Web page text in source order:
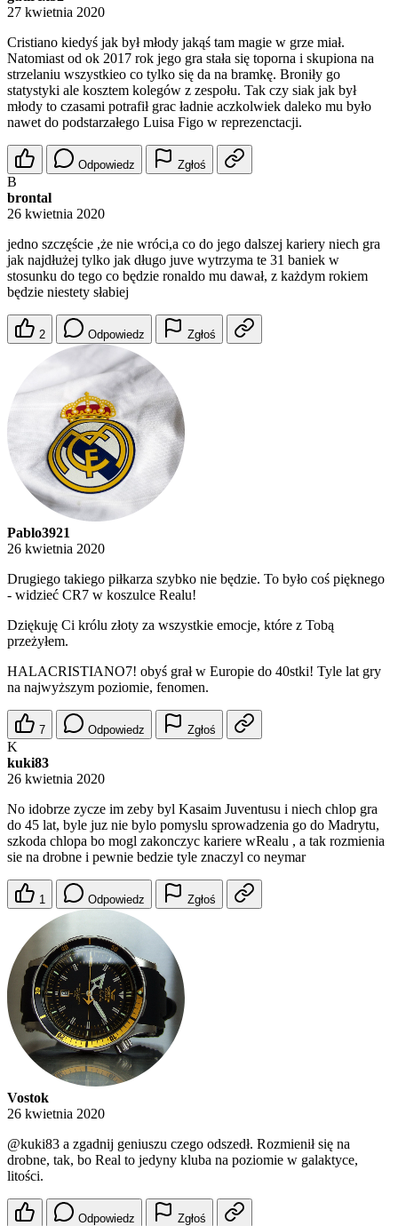
27 kwietnia 2020
Cristiano kiedyś jak był młody jakąś tam magie w grze miał.
Natomiast od ok 2017 rok jego gra stała się toporna i skupiona na
strzelaniu wszystkieo co tylko się da na bramkę. Broniły go
statystyki ale kosztem kolegów z zespołu. Tak czy siak jak był
młody to czasami potrafił grac ładnie aczkolwiek daleko mu było
nawet do podstarzałego Luisa Figo w reprezenctacji.
Odpowiedz Zgłoś
B
brontal
26 kwietnia 2020
jedno szczęście ,że nie wróci,a co do jego dalszej kariery niech gra
jak najdłużej tylko jak długo juve wytrzyma te 31 baniek w
stosunku do tego co będzie ronaldo mu dawał, z każdym rokiem
będzie niestety słabiej
2 Odpowiedz Zgłoś
Pablo3921
26 kwietnia 2020
Drugiego takiego piłkarza szybko nie będzie. To było coś pięknego
- widzieć CR7 w koszulce Realu!
Dziękuję Ci królu złoty za wszystkie emocje, które z Tobą
przeżyłem.
HALACRISTIANO7! obyś grał w Europie do 40stki! Tyle lat gry
na najwyższym poziomie, fenomen.
7 Odpowiedz Zgłoś
K
kuki83
26 kwietnia 2020
No idobrze zycze im zeby byl Kasaim Juventusu i niech chlop gra
do 45 lat, byle juz nie bylo pomyslu sprowadzenia go do Madrytu,
szkoda chlopa bo mogl zakonczyc kariere wRealu , a tak rozmienia
sie na drobne i pewnie bedzie tyle znaczyl co neymar
1 Odpowiedz Zgłoś
Vostok
26 kwietnia 2020
@kuki83 a zgadnij geniuszu czego odszedł. Rozmienił się na
drobne, tak, bo Real to jedyny kluba na poziomie w galaktyce,
litości.
Odpowiedz Zgłoś